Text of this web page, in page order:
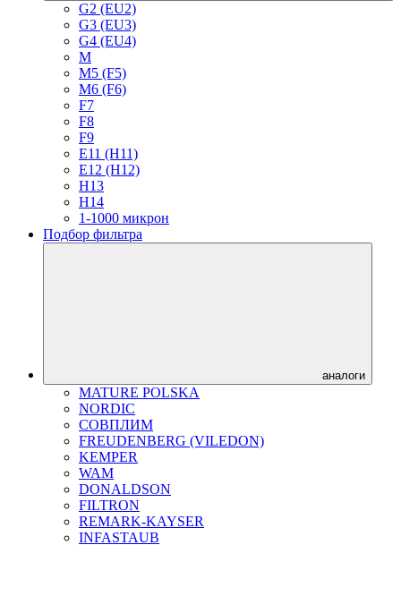
G2 (EU2)
G3 (EU3)
G4 (EU4)
M
M5 (F5)
M6 (F6)
F7
F8
F9
E11 (H11)
E12 (H12)
H13
H14
1-1000 микрон
Подбор фильтра
аналоги
MATURE POLSKA
NORDIC
СОВПЛИМ
FREUDENBERG (VILEDON)
KEMPER
WAM
DONALDSON
FILTRON
REMARK-KAYSER
INFASTAUB